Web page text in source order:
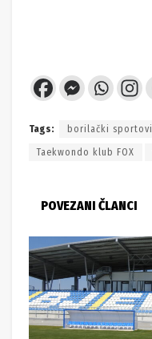
Tags: borilački sportovi
Taekwondo klub FOX
POVEZANI ČLANCI